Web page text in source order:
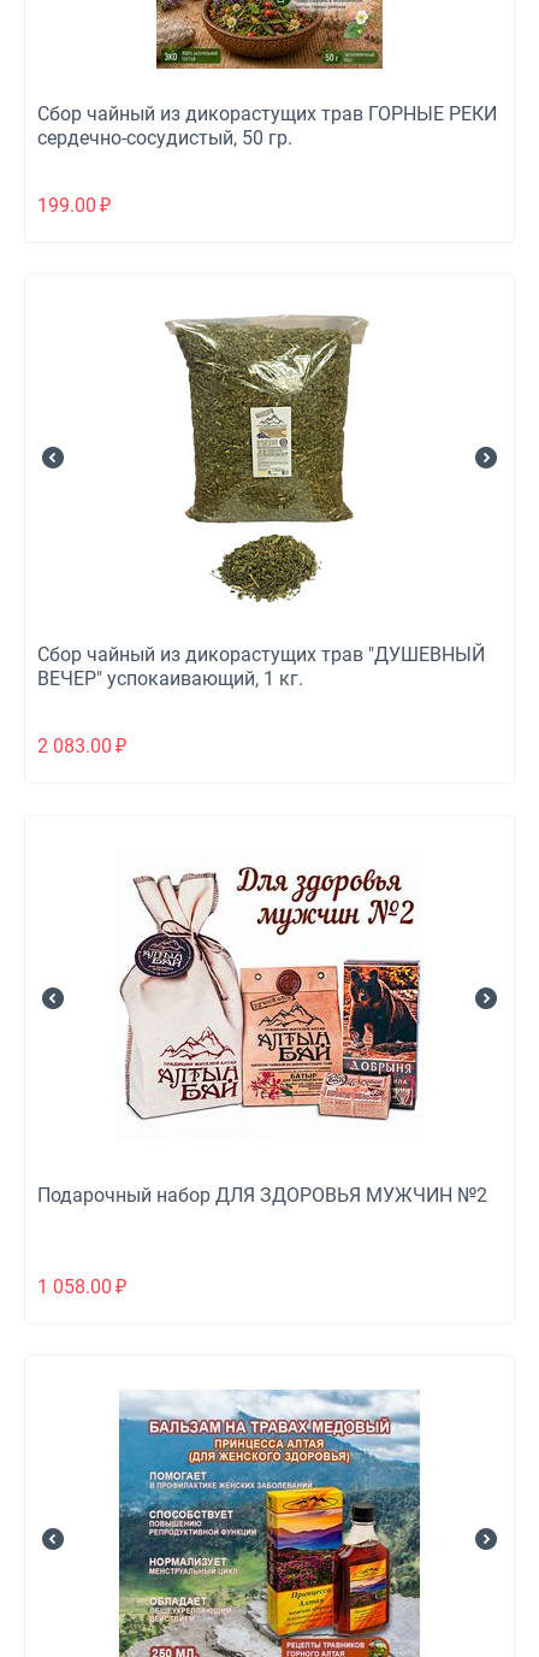
Сбор чайный из дикорастущих трав ГОРНЫЕ РЕКИ
сердечно-сосудистый, 50 гр.
199.00 ₽
Сбор чайный из дикорастущих трав "ДУШЕВНЫЙ
ВЕЧЕР" успокаивающий, 1 кг.
2 083.00 ₽
Подарочный набор ДЛЯ ЗДОРОВЬЯ МУЖЧИН №2
1 058.00 ₽